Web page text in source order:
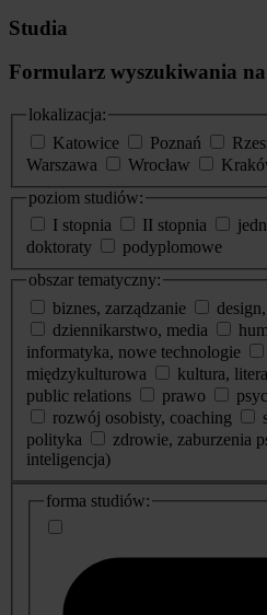
Studia
Formularz wyszukiwania
lokalizacja:
Katowice
Poznań
Warszawa
Wrocław
poziom studiów:
I stopnia
II stopnia
doktoraty
podyplomowe
obszar tematyczny:
biznes, zarządzanie
dziennikarstwo, media
informatyka, nowe technologie
międzykulturowa
kultura,
public relations
prawo
rozwój osobisty, coaching
polityka
zdrowie, zaburzenia
inteligencja)
dodatkowe
informacje
forma studiów: